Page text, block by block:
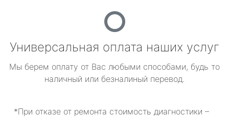
Универсальная оплата наших услуг
Мы берем оплату от Вас любыми способами, будь то
наличный или безналиный перевод.
*При отказе от ремонта стоимость диагностики –